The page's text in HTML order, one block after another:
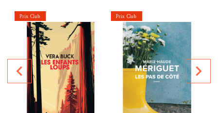
navigate_before navigate_next